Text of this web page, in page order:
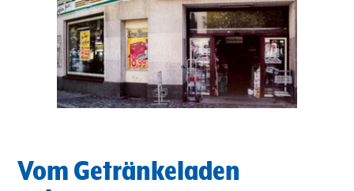
Vom Getränkeladen